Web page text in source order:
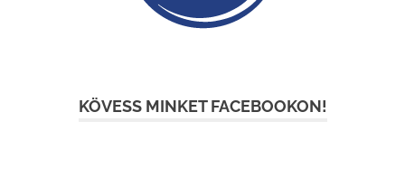
KÖVESS MINKET FACEBOOKON!